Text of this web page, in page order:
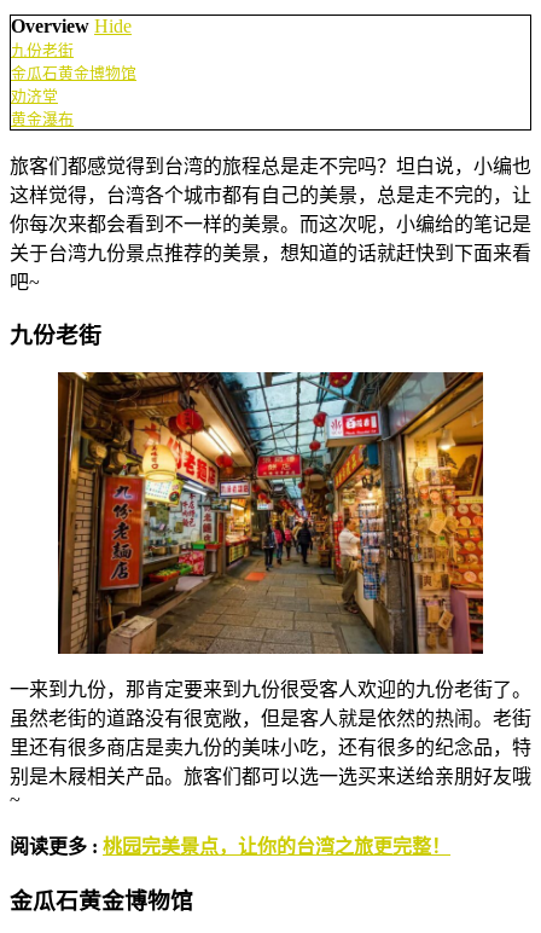
Overview Hide
九份老街
金瓜石黄金博物馆
劝济堂
黄金瀑布
旅客们都感觉得到台湾的旅程总是走不完吗？坦白说，小编也
这样觉得，台湾各个城市都有自己的美景，总是走不完的，让
你每次来都会看到不一样的美景。而这次呢，小编给的笔记是
关于台湾九份景点推荐的美景，想知道的话就赶快到下面来看
吧~
九份老街
一来到九份，那肯定要来到九份很受客人欢迎的九份老街了。
虽然老街的道路没有很宽敞，但是客人就是依然的热闹。老街
里还有很多商店是卖九份的美味小吃，还有很多的纪念品，特
别是木屐相关产品。旅客们都可以选一选买来送给亲朋好友哦
~
阅读更多 : 桃园完美景点，让你的台湾之旅更完整！
金瓜石黄金博物馆